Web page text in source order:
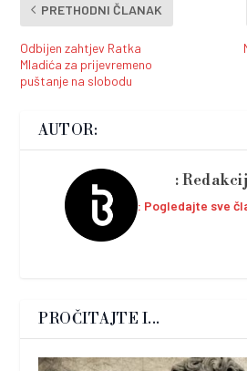
PRETHODNI ČLANAK
Odbijen zahtjev Ratka
Mladića za prijevremeno
puštanje na slobodu
AUTOR:
Pogledajte sve
PROČITAJTE I...